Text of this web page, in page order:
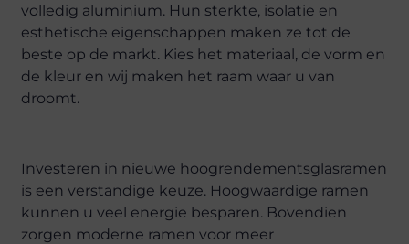
volledig aluminium. Hun sterkte, isolatie en
esthetische eigenschappen maken ze tot de
beste op de markt. Kies het materiaal, de vorm en
de kleur en wij maken het raam waar u van
droomt.
Investeren in nieuwe hoogrendementsglasramen
is een verstandige keuze. Hoogwaardige ramen
kunnen u veel energie besparen. Bovendien
zorgen moderne ramen voor meer